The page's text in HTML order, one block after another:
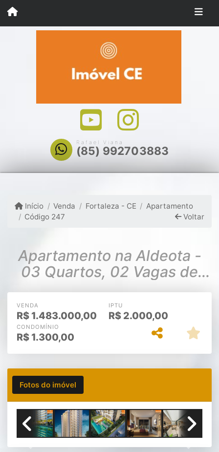
Rafael Viana
(85) 992703883
Início Venda Fortaleza - CE
Apartamento
Código 247
Voltar
Apartamento na Aldeota -
03 Quartos, 02 Vagas de
Garagem
VENDA
R$ 1.483.000,00
IPTU
R$ 2.000,00
CONDOMÍNIO
R$ 1.300,00
Fotos do imóvel
Previous Next